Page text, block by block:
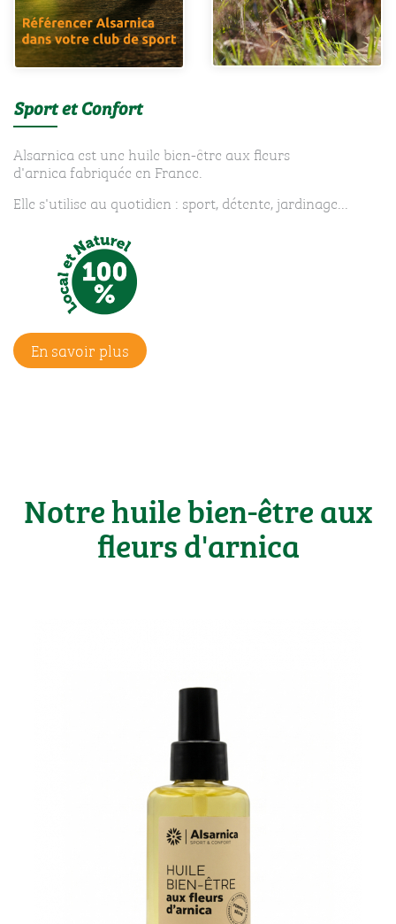
Sport et Confort
Alsarnica est une huile bien-être aux fleurs
d'arnica fabriquée en France.
Elle s'utilise au quotidien : sport, détente, jardinage...
En savoir plus
Notre huile bien-être aux
fleurs d'arnica